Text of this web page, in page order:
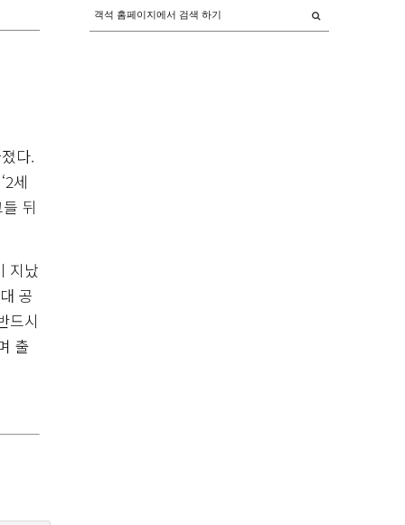
다.
세
뒤
지났
공
드시
출